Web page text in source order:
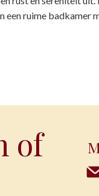
ruime badkamer
of